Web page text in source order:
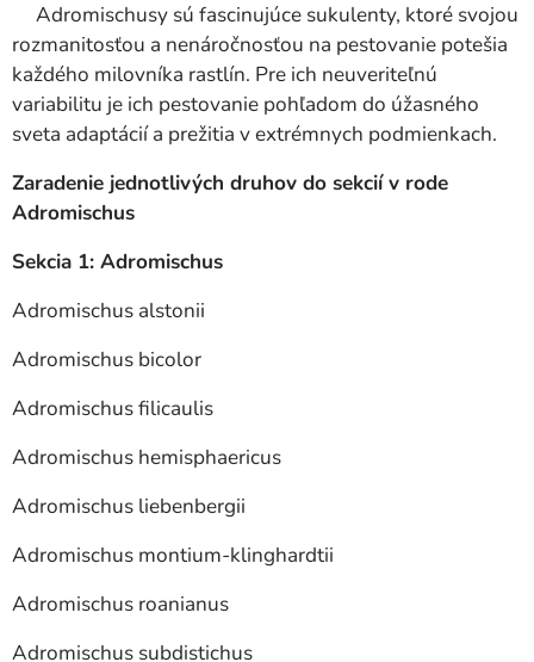
Adromischusy sú fascinujúce sukulenty, ktoré svojou
rozmanitosťou a nenáročnosťou na pestovanie potešia
každého milovníka rastlín. Pre ich neuveriteľnú
variabilitu je ich pestovanie pohľadom do úžasného
sveta adaptácií a prežitia v extrémnych podmienkach.
Zaradenie jednotlivých druhov do sekcií v rode
Adromischus
Sekcia 1: Adromischus
Adromischus alstonii
Adromischus bicolor
Adromischus filicaulis
Adromischus hemisphaericus
Adromischus liebenbergii
Adromischus montium-klinghardtii
Adromischus roanianus
Adromischus subdistichus